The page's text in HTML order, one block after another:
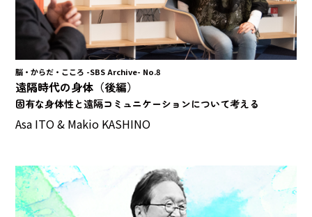
脳・からだ・こころ -SBS Archive- No.8
遠隔時代の身体（後編）
固有な身体性と遠隔コミュニケーションについて考える
Asa ITO & Makio KASHINO